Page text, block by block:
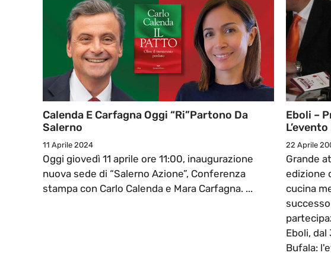
Calenda E Carfagna Oggi “ri”partono Da
Salerno
11 Aprile 2024
Oggi giovedì 11 aprile ore 11:00, inaugurazione
nuova sede di “Salerno Azione”, Conferenza
stampa con Carlo Calenda e Mara Carfagna. ...
Eboli –
22 Aprile
Grande
edizione
cucina
Eboli, dal
Bufala: